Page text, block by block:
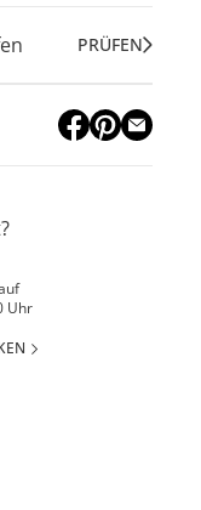
PRÜFEN
Uhr